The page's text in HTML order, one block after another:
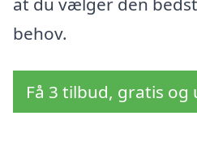
behov.
Få 3 tilbud, gratis